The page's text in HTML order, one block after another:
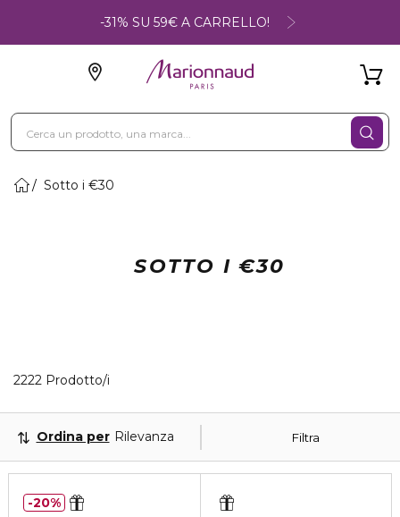
-31% SU 59€ A CARRELLO!
Sotto i €30
SOTTO I €30
2222 Prodotto/i
Filtra
Ordina per Rilevanza
20%